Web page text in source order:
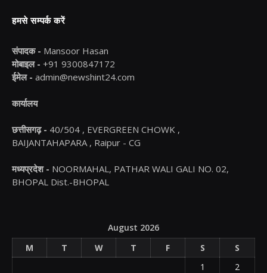
हमसे सम्पर्क करें
संपादक - Mansoor Hasan
मोबाइल - +91 9300847172
ईमेल - admin@newshint24.com
कार्यालय
छत्तीसगढ़ - 40/504 , EVERGREEN CHOWK ,
BAIJANTAHAPARA , Raipur - CG
मध्यप्रदेश - NOORMAHAL, PATHAR WALI GALI NO. 02,
BHOPAL Dist.-BHOPAL
August 2026
M
T W T F S
S
1
2